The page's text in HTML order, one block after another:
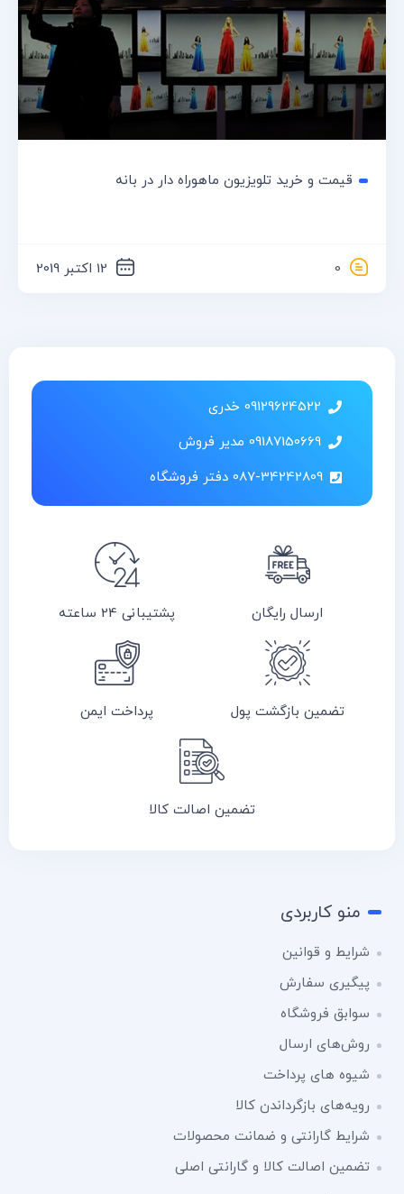
قیمت و خرید تلویزیون ماهوراه دار در بانه
0 12 اکتبر 2019
09129624522 خدری
09187150669 مدیر فروش
087-34242809 دفتر فروشگاه
ارسال رایگان پشتیبانی 24 ساعته
تضمین بازگشت پول پرداخت ایمن
تضمین اصالت کالا
منو کاربردی
شرایط و قوانین
پیگیری سفارش
سوابق فروشگاه
روش‌های ارسال
شیوه های پرداخت
رویه‌های بازگرداندن کالا
شرایط گارانتی و ضمانت محصولات
تضمین اصالت کالا و گارانتی اصلی